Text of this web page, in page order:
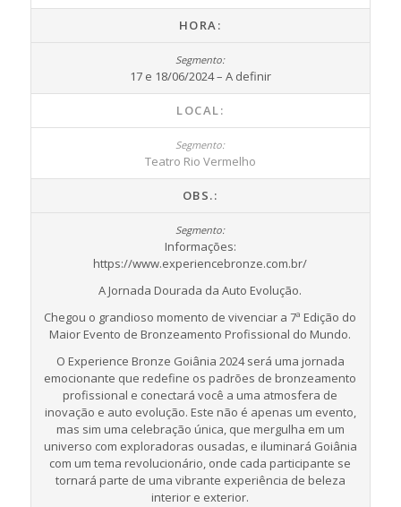
HORA:
17 e 18/06/2024 – A definir
LOCAL:
Teatro Rio Vermelho
OBS.:
Informações:
https://www.experiencebronze.com.br/
A Jornada Dourada da Auto Evolução.
Chegou o grandioso momento de vivenciar a 7ª Edição do
Maior Evento de Bronzeamento Profissional do Mundo.
O Experience Bronze Goiânia 2024 será uma jornada
emocionante que redefine os padrões de bronzeamento
profissional e conectará você a uma atmosfera de
inovação e auto evolução. Este não é apenas um evento,
mas sim uma celebração única, que mergulha em um
universo com exploradoras ousadas, e iluminará Goiânia
com um tema revolucionário, onde cada participante se
tornará parte de uma vibrante experiência de beleza
interior e exterior.